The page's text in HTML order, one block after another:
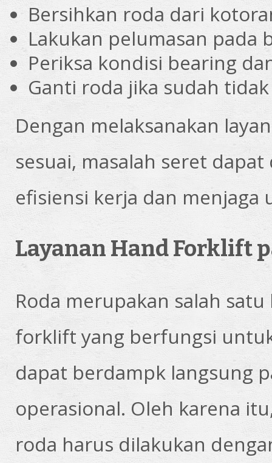
Bersihkan roda dari
Lakukan pelumasan pada
Periksa kondisi bearing
Ganti roda jika sudah
Dengan melaksanakan
sesuai, masalah seret
efisiensi kerja dan
Layanan Hand Forklift
Roda merupakan salah
forklift yang berfungsi
dapat berdampk langsung
operasional. Oleh karena
roda harus dilakukan